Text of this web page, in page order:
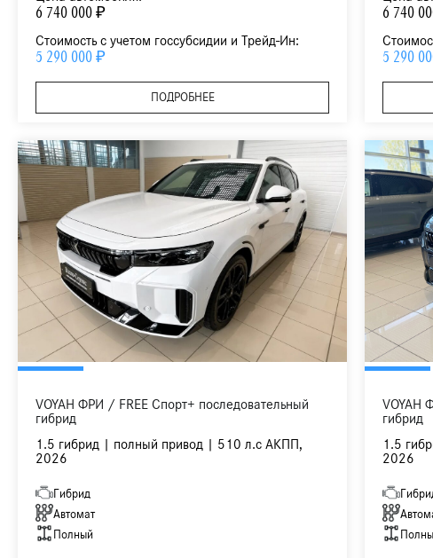
6 740 000 ₽
Стоимость с учетом госсубсидии и Трейд-Ин:
5 290 000 ₽
ПОДРОБНЕЕ
6 740
5 290
VOYAH ФРИ / FREE Спорт+ последовательный
гибрид
1.5 гибрид | полный привод | 510 л.с АКПП,
2026
Гибрид
Автомат
Полный
VOYAH
гибрид
1.5
2026